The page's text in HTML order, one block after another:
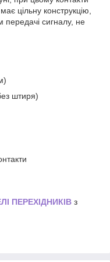
цільну конструкцію,
передачі сигналу, не
штиря)
ПЕРЕХІДНИКІВ з